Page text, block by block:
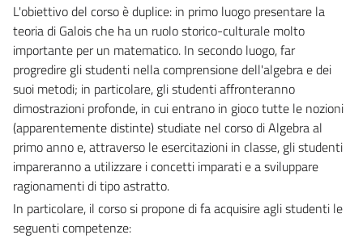
L'obiettivo del corso è duplice: in primo luogo presentare la
teoria di Galois che ha un ruolo storico-culturale molto
importante per un matematico. In secondo luogo, far
progredire gli studenti nella comprensione dell'algebra e dei
suoi metodi; in particolare, gli studenti affronteranno
dimostrazioni profonde, in cui entrano in gioco tutte le nozioni
(apparentemente distinte) studiate nel corso di Algebra al
primo anno e, attraverso le esercitazioni in classe, gli studenti
impareranno a utilizzare i concetti imparati e a sviluppare
ragionamenti di tipo astratto.
In particolare, il corso si propone di fa acquisire agli studenti le
seguenti competenze: